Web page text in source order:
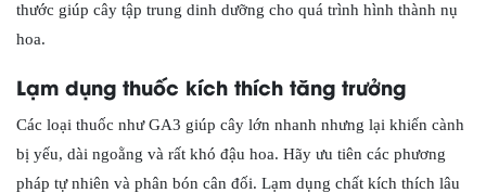
thước giúp cây tập trung dinh dưỡng cho quá trình hình thành nụ
hoa.
Lạm dụng thuốc kích thích tăng trưởng
Các loại thuốc như GA3 giúp cây lớn nhanh nhưng lại khiến cành
bị yếu, dài ngoằng và rất khó đậu hoa. Hãy ưu tiên các phương
pháp tự nhiên và phân bón cân đối. Lạm dụng chất kích thích lâu